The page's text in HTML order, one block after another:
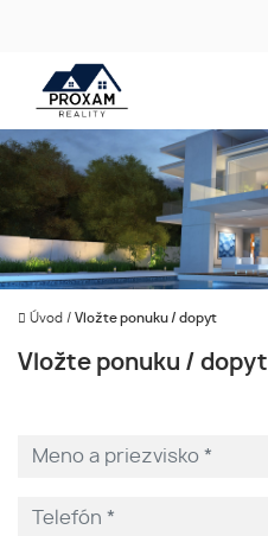
Úvod / Vložte ponuku / dopyt
Vložte ponuku / dopyt